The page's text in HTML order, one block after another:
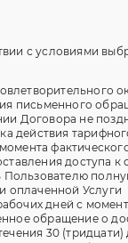
с условиями
письменного
Договора не
действия
доступа к
оплаченной Услуги
дней с
обращение о
30 (тридцати)